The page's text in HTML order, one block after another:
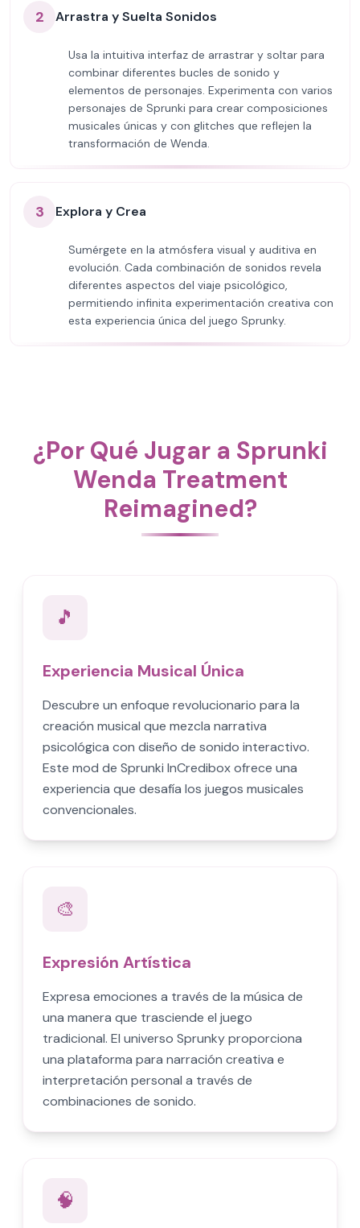
2 Arrastra y Suelta Sonidos
Usa la intuitiva interfaz de arrastrar y soltar para
combinar diferentes bucles de sonido y
elementos de personajes. Experimenta con varios
personajes de Sprunki para crear composiciones
musicales únicas y con glitches que reflejen la
transformación de Wenda.
3 Explora y Crea
Sumérgete en la atmósfera visual y auditiva en
evolución. Cada combinación de sonidos revela
diferentes aspectos del viaje psicológico,
permitiendo infinita experimentación creativa con
esta experiencia única del juego Sprunky.
¿Por Qué Jugar a Sprunki
Wenda Treatment
Reimagined?
🎵
Experiencia Musical Única
Descubre un enfoque revolucionario para la
creación musical que mezcla narrativa
psicológica con diseño de sonido interactivo.
Este mod de Sprunki InCredibox ofrece una
experiencia que desafía los juegos musicales
convencionales.
🎨
Expresión Artística
Expresa emociones a través de la música de
una manera que trasciende el juego
tradicional. El universo Sprunky proporciona
una plataforma para narración creativa e
interpretación personal a través de
combinaciones de sonido.
🧠